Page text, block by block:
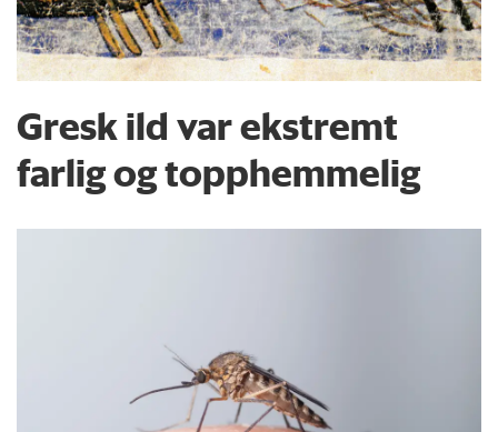
Gresk ild var ekstremt
farlig og topphemmelig